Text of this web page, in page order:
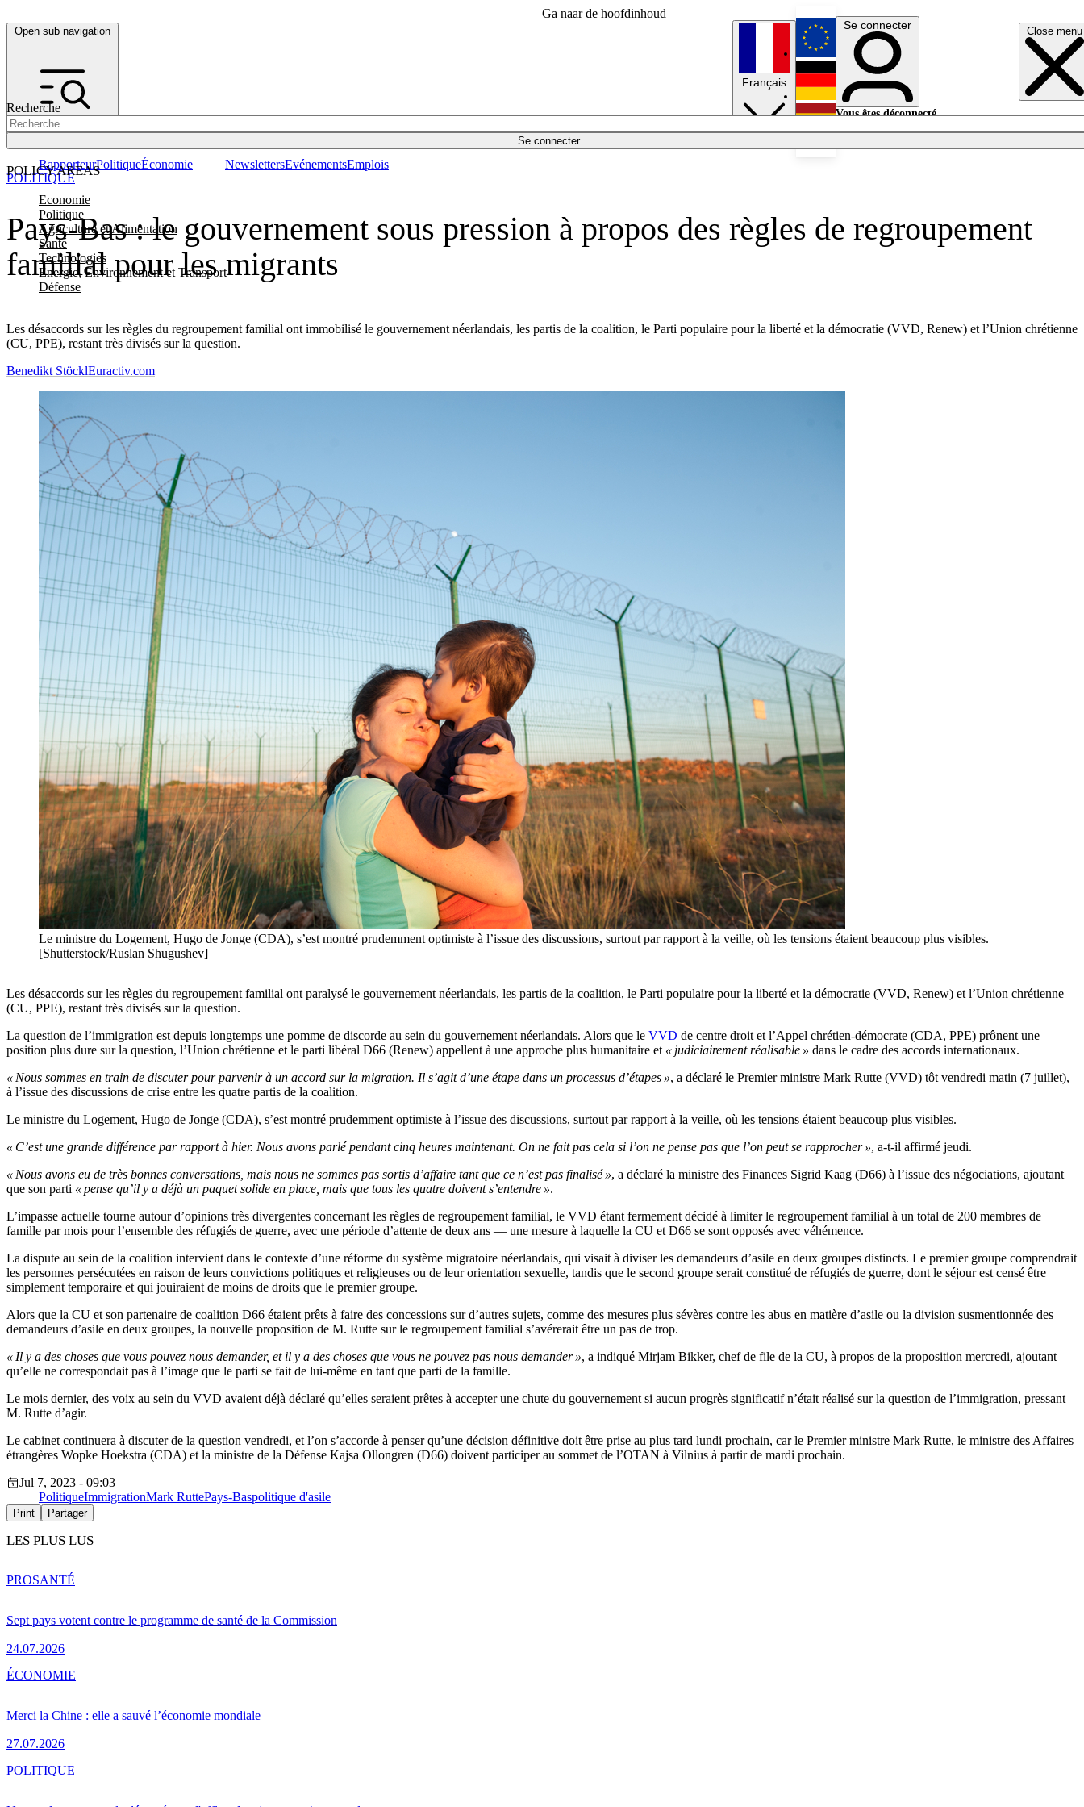
Ga naar de hoofdinhoud
Open sub navigation Close menu
Recherche
Se connecter
POLICY AREAS
Economie
Politique
Agriculture et Alimentation
Santé
Technologies
Energie, Environnement et Transport
Défense
RapporteurPolitiqueÉconomie NewslettersEvénementsEmplois
Français
English
Deutsch
Se connecter
Vous êtes déconnecté.
Pays-Bas : le gouvernement sous pression à propos des règles de regroupement
familial pour les migrants
Les désaccords sur les règles du regroupement familial ont immobilisé le gouvernement néerlandais, les partis de la coalition, le Parti populaire pour la liberté et la démocratie (VVD, Renew) et l’Union chrétienne
(CU, PPE), restant très divisés sur la question.
POLITIQUE
Benedikt StöcklEuractiv.com
Le ministre du Logement, Hugo de Jonge (CDA), s’est montré prudemment optimiste à l’issue des discussions, surtout par rapport à la veille, où les tensions étaient beaucoup plus visibles.
[Shutterstock/Ruslan Shugushev]
Les désaccords sur les règles du regroupement familial ont paralysé le gouvernement néerlandais, les partis de la coalition, le Parti populaire pour la liberté et la démocratie (VVD, Renew) et l’Union chrétienne
(CU, PPE), restant très divisés sur la question.
La question de l’immigration est depuis longtemps une pomme de discorde au sein du gouvernement néerlandais. Alors que le VVD de centre droit et l’Appel chrétien-démocrate (CDA, PPE) prônent une
position plus dure sur la question, l’Union chrétienne et le parti libéral D66 (Renew) appellent à une approche plus humanitaire et « judiciairement réalisable » dans le cadre des accords internationaux.
« Nous sommes en train de discuter pour parvenir à un accord sur la migration. Il s’agit d’une étape dans un processus d’étapes », a déclaré le Premier ministre Mark Rutte (VVD) tôt vendredi matin (7 juillet),
à l’issue des discussions de crise entre les quatre partis de la coalition.
Le ministre du Logement, Hugo de Jonge (CDA), s’est montré prudemment optimiste à l’issue des discussions, surtout par rapport à la veille, où les tensions étaient beaucoup plus visibles.
« C’est une grande différence par rapport à hier. Nous avons parlé pendant cinq heures maintenant. On ne fait pas cela si l’on ne pense pas que l’on peut se rapprocher », a-t-il affirmé jeudi.
« Nous avons eu de très bonnes conversations, mais nous ne sommes pas sortis d’affaire tant que ce n’est pas finalisé », a déclaré la ministre des Finances Sigrid Kaag (D66) à l’issue des négociations, ajoutant
que son parti « pense qu’il y a déjà un paquet solide en place, mais que tous les quatre doivent s’entendre ».
L’impasse actuelle tourne autour d’opinions très divergentes concernant les règles de regroupement familial, le VVD étant fermement décidé à limiter le regroupement familial à un total de 200 membres de
famille par mois pour l’ensemble des réfugiés de guerre, avec une période d’attente de deux ans — une mesure à laquelle la CU et D66 se sont opposés avec véhémence.
La dispute au sein de la coalition intervient dans le contexte d’une réforme du système migratoire néerlandais, qui visait à diviser les demandeurs d’asile en deux groupes distincts. Le premier groupe comprendrait
les personnes persécutées en raison de leurs convictions politiques et religieuses ou de leur orientation sexuelle, tandis que le second groupe serait constitué de réfugiés de guerre, dont le séjour est censé être
simplement temporaire et qui jouiraient de moins de droits que le premier groupe.
Alors que la CU et son partenaire de coalition D66 étaient prêts à faire des concessions sur d’autres sujets, comme des mesures plus sévères contre les abus en matière d’asile ou la division susmentionnée des
demandeurs d’asile en deux groupes, la nouvelle proposition de M. Rutte sur le regroupement familial s’avérerait être un pas de trop.
« Il y a des choses que vous pouvez nous demander, et il y a des choses que vous ne pouvez pas nous demander », a indiqué Mirjam Bikker, chef de file de la CU, à propos de la proposition mercredi, ajoutant
qu’elle ne correspondait pas à l’image que le parti se fait de lui-même en tant que parti de la famille.
Le mois dernier, des voix au sein du VVD avaient déjà déclaré qu’elles seraient prêtes à accepter une chute du gouvernement si aucun progrès significatif n’était réalisé sur la question de l’immigration, pressant
M. Rutte d’agir.
Le cabinet continuera à discuter de la question vendredi, et l’on s’accorde à penser qu’une décision définitive doit être prise au plus tard lundi prochain, car le Premier ministre Mark Rutte, le ministre des Affaires
étrangères Wopke Hoekstra (CDA) et la ministre de la Défense Kajsa Ollongren (D66) doivent participer au sommet de l’OTAN à Vilnius à partir de mardi prochain.
Jul 7, 2023 - 09:03
PolitiqueImmigrationMark RuttePays-Baspolitique d'asile
Print Partager
LES PLUS LUS
Sept pays votent contre le programme de santé de la Commission
24.07.2026
PROSANTÉ
Merci la Chine : elle a sauvé l’économie mondiale
27.07.2026
ÉCONOMIE
POLITIQUE